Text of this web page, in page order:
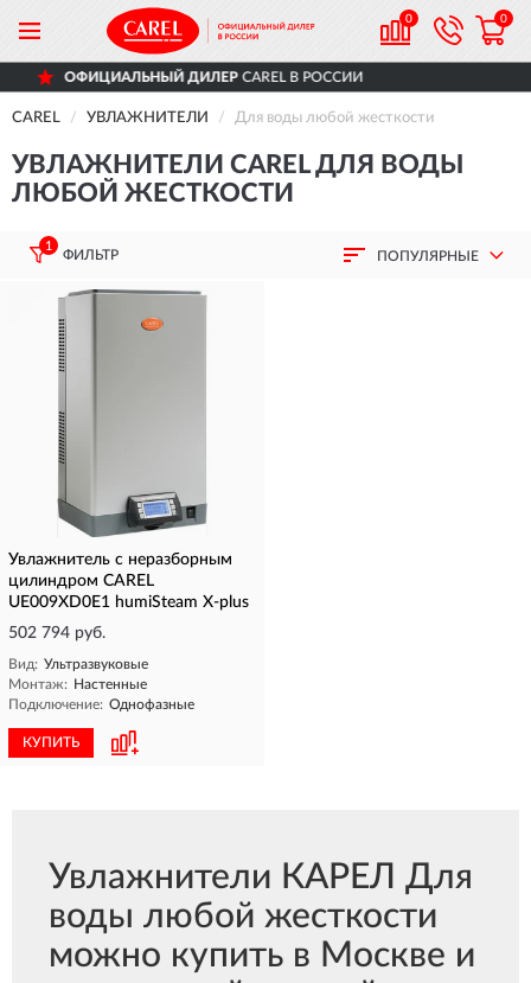
0 0
ДИЛЕРCAREL В РОССИИ
CAREL УВЛАЖНИТЕЛИ Для воды любой жесткости
УВЛАЖНИТЕЛИ CAREL ДЛЯ ВОДЫ
ЛЮБОЙ ЖЕСТКОСТИ
1
ФИЛЬТР ПОПУЛЯРНЫЕ
Увлажнитель с неразборным
цилиндром CAREL
UE009XD0E1 humiSteam X-plus
502 794 руб.
Вид: Ультразвуковые
Монтаж: Настенные
Подключение: Однофазные
КУПИТЬ
Увлажнители КАРЕЛ Для
воды любой жесткости
можно купить в Москве и